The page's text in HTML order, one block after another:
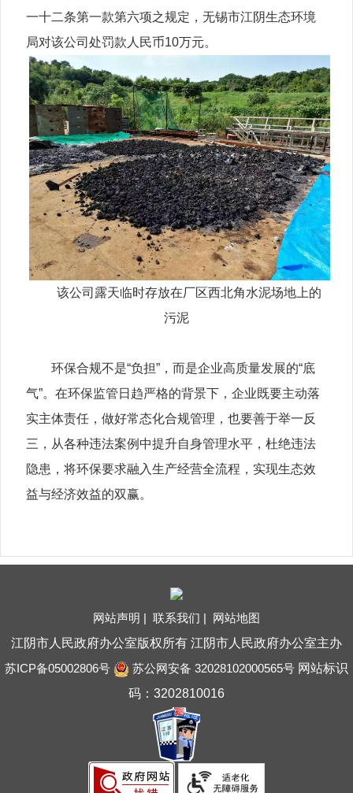
一十二条第一款第六项之规定，无锡市江阴生态环境
局对该公司处罚款人民币10万元。
该公司露天临时存放在厂区西北角水泥场地上的
污泥
环保合规不是“负担”，而是企业高质量发展的“底
气”。在环保监管日趋严格的背景下，企业既要主动落
实主体责任，做好常态化合规管理，也要善于举一反
三，从各种违法案例中提升自身管理水平，杜绝违法
隐患，将环保要求融入生产经营全流程，实现生态效
益与经济效益的双赢。
网站声明 | 联系我们 | 网站地图
江阴市人民政府办公室版权所有 江阴市人民政府办公室主办
苏ICP备05002806号
苏公网安备 32028102000565号网站标识
码：3202810016